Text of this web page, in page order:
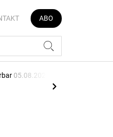
ABO
05.08.2026, 16:04